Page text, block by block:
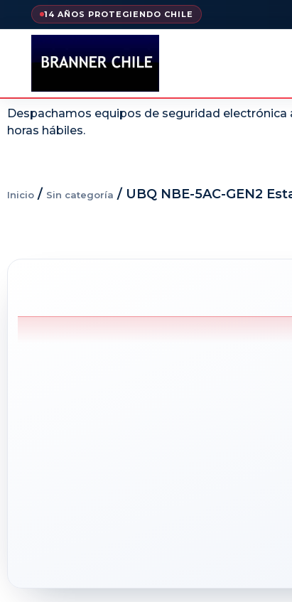
14 AÑOS PROTEGIENDO CHILE
Despachamos equipos de seguridad
horas hábiles.
Inicio / Sin categoría / UBQ NBE-5AC-GEN2